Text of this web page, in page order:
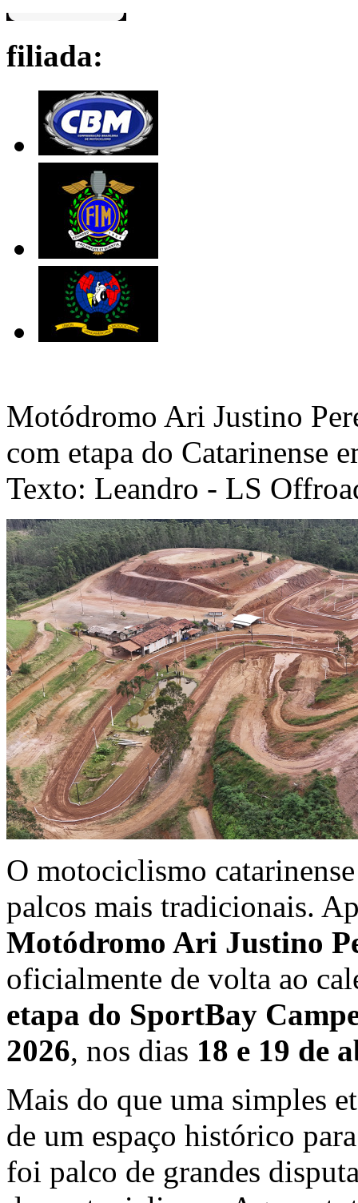
filiada:
Motódromo Ari Justino
com etapa do Catarinense
Texto: Leandro - LS
O motociclismo
palcos mais tradicionais.
Motódromo Ari Justino
oficialmente de volta ao
etapa do SportBay
2026, nos dias 18 e 19 de
Mais do que uma simples
de um espaço histórico
foi palco de grandes